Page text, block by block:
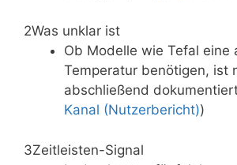
2Was unklar ist
Ob Modelle wie Tefal eine
Temperatur benötigen, ist
abschließend
Kanal (Nutzerbericht))
3Zeitleisten-Signal